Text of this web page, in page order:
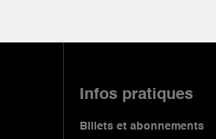
Infos pratiques
Billets et abonnements